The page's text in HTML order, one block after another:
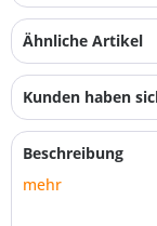
Ähnliche Artikel
Kunden haben
Beschreibung
mehr